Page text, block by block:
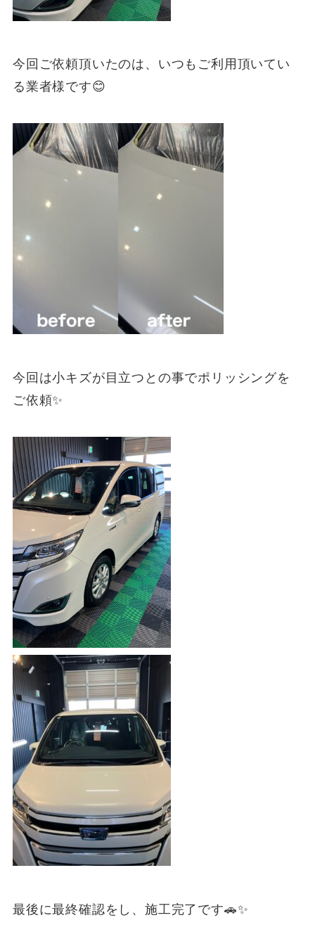
今回ご依頼頂いたのは、いつもご利用頂いてい
る業者様です😊
今回は小キズが目立つとの事でポリッシングを
ご依頼✨
最後に最終確認をし、施工完了です🚗✨